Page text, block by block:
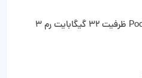
گوشی موبایل شیائومی Poco C31 ظرفیت 32 گیگابایت رم 3